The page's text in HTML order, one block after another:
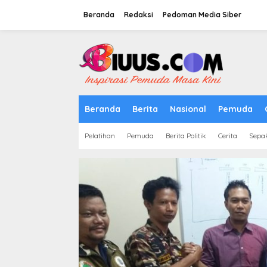
Beranda Redaksi Pedoman Media Siber
Beranda Berita Nasional Pemuda
Pelatihan Pemuda Berita Politik Cerita